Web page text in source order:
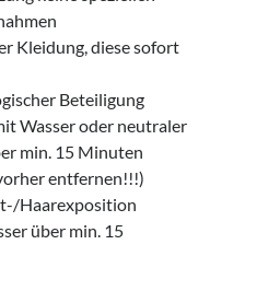
Kleidung, diese sofort
Beteiligung
Wasser oder neutraler
min. 15 Minuten
entfernen!!!)
Haarexposition
über min. 15